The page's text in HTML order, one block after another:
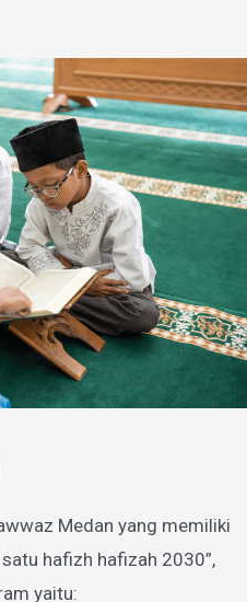
Medan yang memiliki
hafizh hafizah 2030”,
yaitu: